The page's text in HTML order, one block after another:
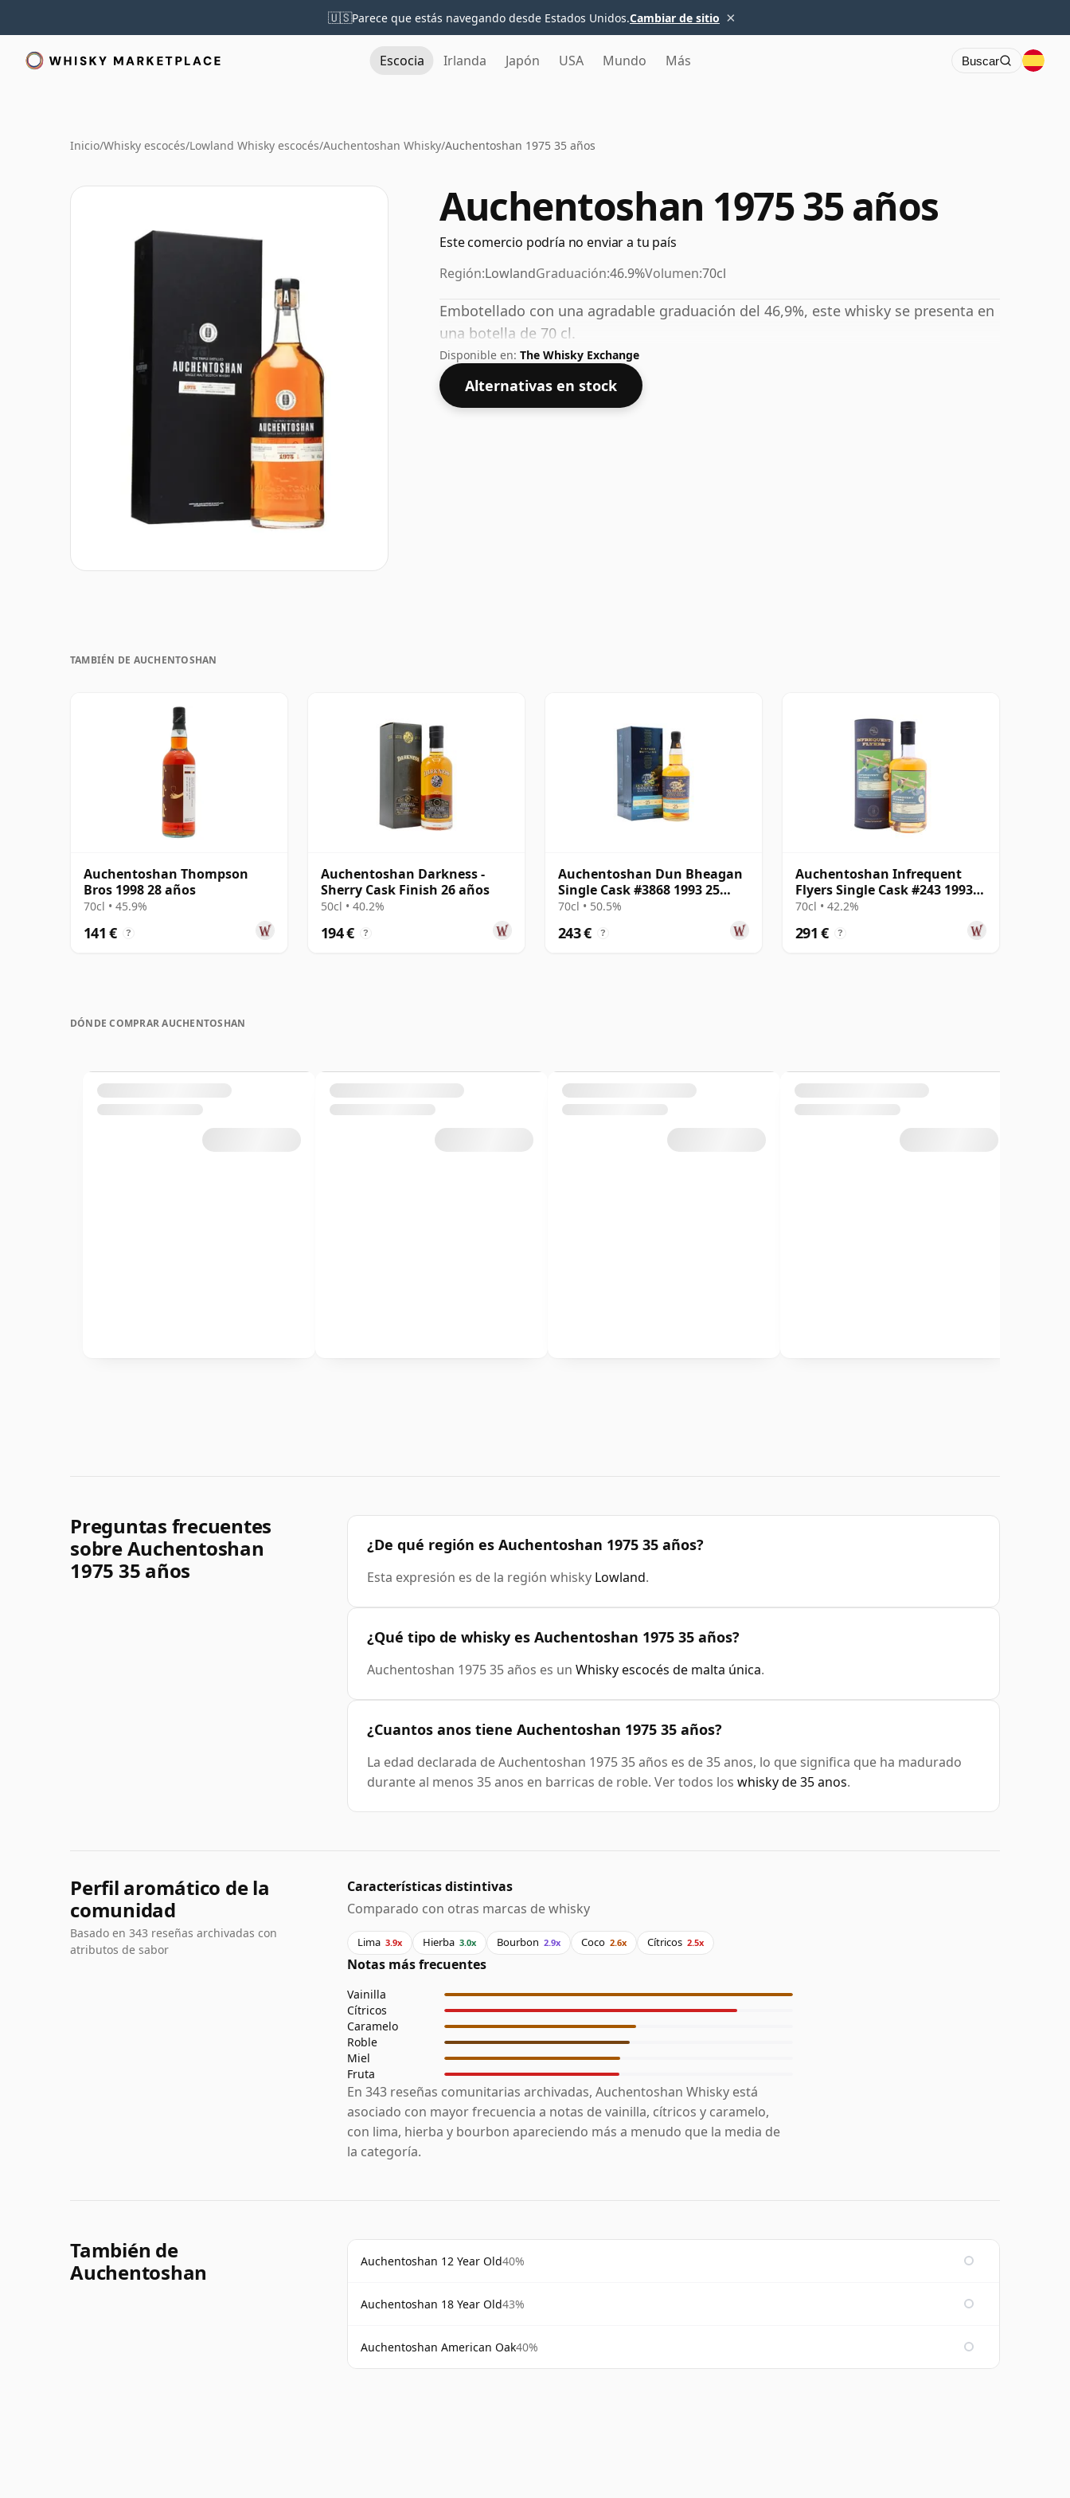
🇺🇸Parece que estás navegando desde Estados Unidos.Cambiar de sitio ×
Escocia Irlanda Japón USA Mundo Más Buscar
Inicio/Whisky escocés/Lowland Whisky escocés/Auchentoshan Whisky/Auchentoshan 1975 35 años
Auchentoshan 1975 35 años
Este comercio podría no enviar a tu país
Región:LowlandGraduación:46.9%Volumen:70cl
Embotellado con una agradable graduación del 46,9%, este whisky se presenta en
una botella de 70 cl.
Disponible en: The Whisky Exchange
Alternativas en stock
TAMBIÉN DE AUCHENTOSHAN
Auchentoshan Thompson
Bros 1998 28 años
70cl • 45.9%
141 € ?
Auchentoshan Darkness -
Sherry Cask Finish 26 años
50cl • 40.2%
194 € ?
Auchentoshan Dun Bheagan
Single Cask #3868 1993 25
años
70cl • 50.5%
243 € ?
Auchentoshan Infrequent
Flyers Single Cask #243 1993
26 años
70cl • 42.2%
291 € ?
DÓNDE COMPRAR AUCHENTOSHAN
Preguntas frecuentes
sobre Auchentoshan
1975 35 años
¿De qué región es Auchentoshan 1975 35 años?
Esta expresión es de la región whisky Lowland.
¿Qué tipo de whisky es Auchentoshan 1975 35 años?
Auchentoshan 1975 35 años es un Whisky escocés de malta única.
¿Cuantos anos tiene Auchentoshan 1975 35 años?
La edad declarada de Auchentoshan 1975 35 años es de 35 anos, lo que significa que ha madurado
durante al menos 35 anos en barricas de roble. Ver todos los whisky de 35 anos.
Perfil aromático de la
comunidad
Basado en 343 reseñas archivadas con
atributos de sabor
Características distintivas
Comparado con otras marcas de whisky
Lima 3.9x Hierba 3.0x Bourbon 2.9x Coco 2.6x Cítricos 2.5x
Notas más frecuentes
Vainilla
Cítricos
Caramelo
Roble
Miel
Fruta
En 343 reseñas comunitarias archivadas, Auchentoshan Whisky está
asociado con mayor frecuencia a notas de vainilla, cítricos y caramelo,
con lima, hierba y bourbon apareciendo más a menudo que la media de
la categoría.
También de
Auchentoshan
Auchentoshan 12 Year Old40%
Auchentoshan 18 Year Old43%
Auchentoshan American Oak40%